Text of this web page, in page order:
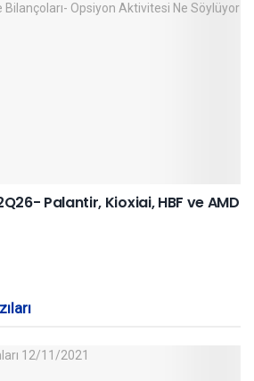
Palantir, Kioxiai, HBF ve AMD